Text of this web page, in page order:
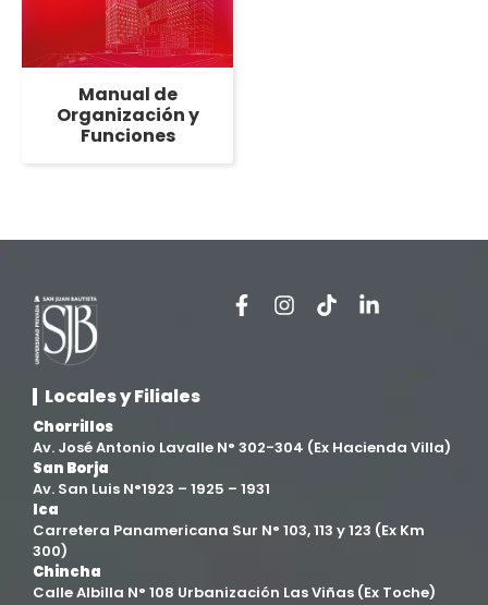
Manual de
Organización y
Funciones
Locales y Filiales
Chorrillos
Av. José Antonio Lavalle N° 302-304 (Ex Hacienda Villa)
San Borja
Av. San Luis N°1923 – 1925 – 1931
Ica
Carretera Panamericana Sur N° 103, 113 y 123 (Ex Km
300)
Chincha
Calle Albilla N° 108 Urbanización Las Viñas (Ex Toche)